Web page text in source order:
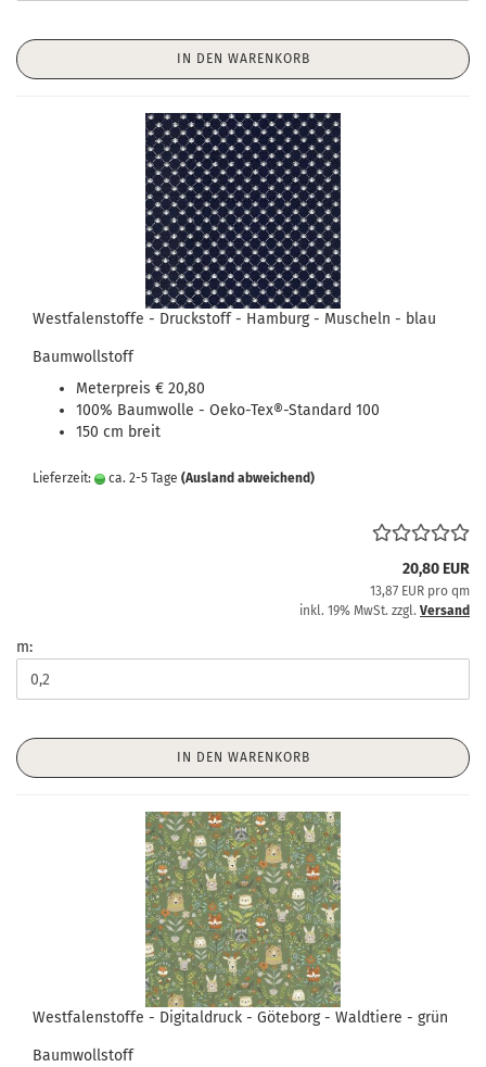
IN DEN WARENKORB
Westfalenstoffe - Druckstoff - Hamburg - Muscheln - blau
Baumwollstoff
Meterpreis € 20,80
100% Baumwolle - Oeko-Tex®-Standard 100
150 cm breit
Lieferzeit: ca. 2-5 Tage (Ausland abweichend)
20,80 EUR
13,87 EUR pro qm
inkl. 19% MwSt. zzgl. Versand
m:
IN DEN WARENKORB
Westfalenstoffe - Digitaldruck - Göteborg - Waldtiere - grün
Baumwollstoff